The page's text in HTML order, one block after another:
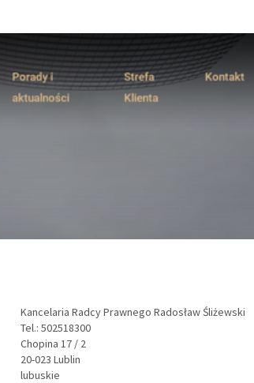
Kancelaria Radcy Prawnego Radosław Śliżewski
Tel.: 502518300
Chopina 17 / 2
20-023 Lublin
lubuskie